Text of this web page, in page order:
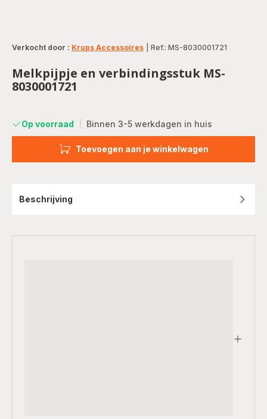
Verkocht door : Krups Accessoires Ref.: MS-8030001721
Melkpijpje en verbindingsstuk MS-
8030001721
Op voorraad Binnen 3-5 werkdagen in huis
Toevoegen aan je winkelwagen
Beschrijving